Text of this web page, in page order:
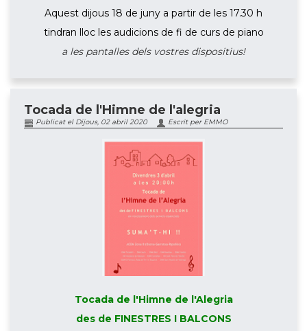
Aquest dijous 18 de juny a partir de les 17.30 h
tindran lloc les audicions de fi de curs de piano
a les pantalles dels vostres dispositius!
Tocada de l'Himne de l'alegria
Publicat el Dijous, 02 abril 2020 Escrit per EMMO
Tocada de l'Himne de l'Alegria
des de FINESTRES I BALCONS